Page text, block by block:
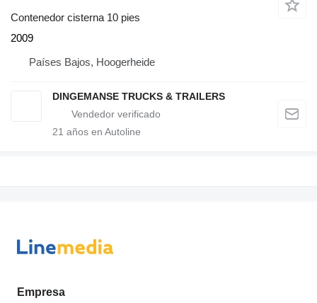
Contenedor cisterna 10 pies
2009
Países Bajos, Hoogerheide
DINGEMANSE TRUCKS & TRAILERS
21 años en Autoline
Empresa